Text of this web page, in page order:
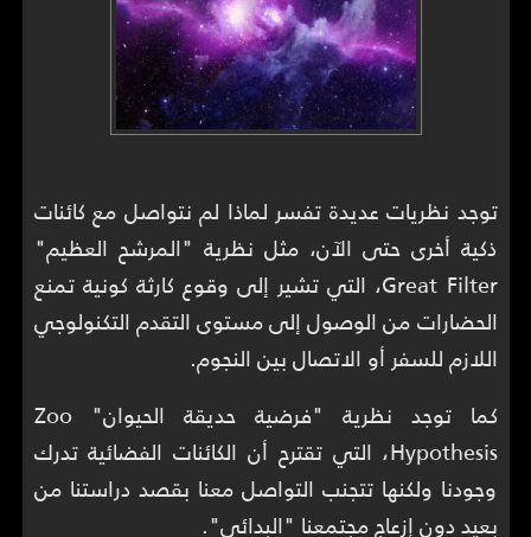
توجد نظريات عديدة تفسر لماذا لم نتواصل مع كائنات
ذكية أخرى حتى الآن، مثل نظرية "المرشح العظيم"
Great Filter، التي تشير إلى وقوع كارثة كونية تمنع
الحضارات من الوصول إلى مستوى التقدم التكنولوجي
اللازم للسفر أو الاتصال بين النجوم.
كما توجد نظرية "فرضية حديقة الحيوان" Zoo
Hypothesis، التي تقترح أن الكائنات الفضائية تدرك
وجودنا ولكنها تتجنب التواصل معنا بقصد دراستنا من
بعيد دون إزعاج مجتمعنا "البدائي".